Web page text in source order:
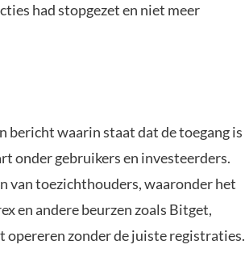
had stopgezet en niet meer
bericht waarin staat dat de toegang is
onder gebruikers en investeerders.
van toezichthouders, waaronder het
en andere beurzen zoals Bitget,
zonder de juiste registraties.